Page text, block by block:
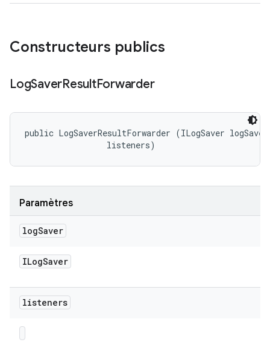
Constructeurs publics
LogSaverResultForwarder
public LogSaverResultForwarder (ILogSaver
listeners)
Paramètres
logSaver
ILogSaver
listeners